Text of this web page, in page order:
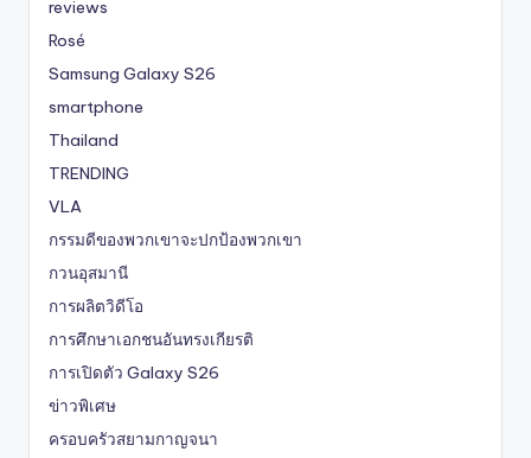
reviews
Rosé
Samsung Galaxy S26
smartphone
Thailand
TRENDING
VLA
กรรมดีของพวกเขาจะปกป้องพวกเขา
กวนอุสมานี
การผลิตวิดีโอ
การศึกษาเอกชนอันทรงเกียรติ
การเปิดตัว Galaxy S26
ข่าวพิเศษ
ครอบครัวสยามกาญจนา